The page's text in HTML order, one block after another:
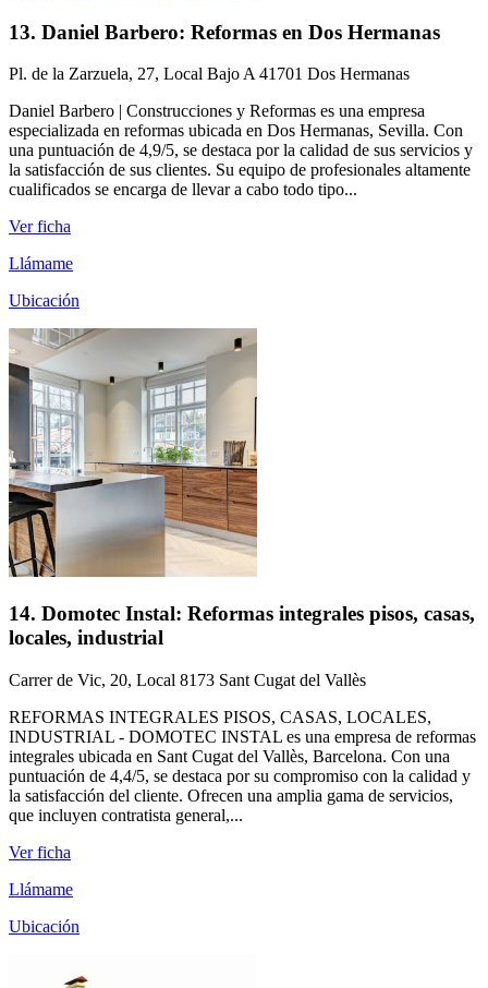
13. Daniel Barbero: Reformas en Dos Hermanas
Pl. de la Zarzuela, 27, Local Bajo A 41701 Dos Hermanas
Daniel Barbero | Construcciones y Reformas es una empresa
especializada en reformas ubicada en Dos Hermanas, Sevilla. Con
una puntuación de 4,9/5, se destaca por la calidad de sus servicios y
la satisfacción de sus clientes. Su equipo de profesionales altamente
cualificados se encarga de llevar a cabo todo tipo...
Ver ficha
Llámame
Ubicación
14. Domotec Instal: Reformas integrales pisos, casas,
locales, industrial
Carrer de Vic, 20, Local 8173 Sant Cugat del Vallès
REFORMAS INTEGRALES PISOS, CASAS, LOCALES,
INDUSTRIAL - DOMOTEC INSTAL es una empresa de reformas
integrales ubicada en Sant Cugat del Vallès, Barcelona. Con una
puntuación de 4,4/5, se destaca por su compromiso con la calidad y
la satisfacción del cliente. Ofrecen una amplia gama de servicios,
que incluyen contratista general,...
Ver ficha
Llámame
Ubicación